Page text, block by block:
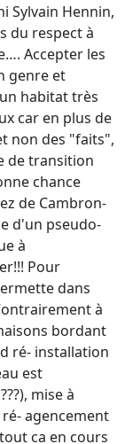
Sylvain Hennin,
du respect à
Accepter les
genre et
habitat très
car en plus de
non des "faits",
de transition
chance
de Cambron-
d'un pseudo-
à
Pour
dans
à
bordant
ré- installation
est
mise à
agencement
ca en cours